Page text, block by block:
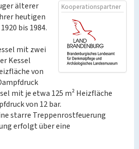
Kooperationspartner
älterer
heutigen
bis 1984.
mit zwei
Kessel
von
mit je etwa 125 m² Heizfläche
von 12 bar.
starre Treppenrostfeuerung
erfolgt über eine